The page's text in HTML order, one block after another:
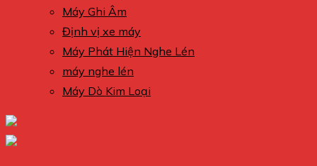
Máy Ghi Âm
Định vị xe máy
Máy Phát Hiện Nghe Lén
máy nghe lén
Máy Dò Kim Loại